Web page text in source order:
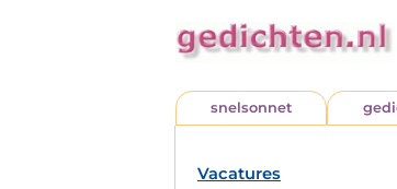
snelsonnet
Vacatures